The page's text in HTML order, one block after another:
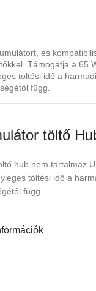
és
Támogatja a 65
töltési idő a
függ.
töltő
hub nem tartalmaz
töltési idő a
függ.